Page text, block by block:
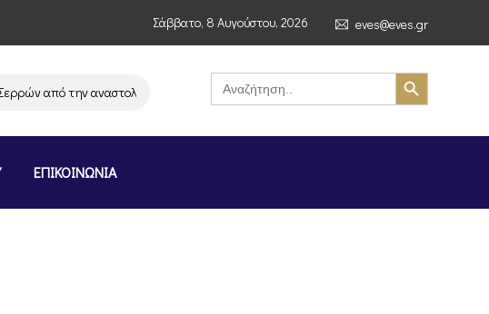
Σάββατο, 8 Αυγούστου, 2026 eves@eves.gr
από την αναστολή λειτουργίας της αλυσίδας σούπερ μάρκετ MERE στην Ελλάδα –
Search
for:
Search Button
ΕΠΙΚΟΙΝΩΝΙΑ